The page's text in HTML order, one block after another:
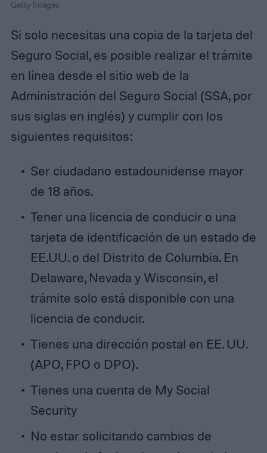
Getty Images
Si solo necesitas una copia de la tarjeta del
Seguro Social, es posible realizar el trámite
en línea desde el sitio web de la
Administración del Seguro Social (SSA, por
sus siglas en inglés) y cumplir con los
siguientes requisitos:
Ser ciudadano estadounidense mayor
de 18 años.
Tener una licencia de conducir o una
tarjeta de identificación de un estado de
EE.UU. o del Distrito de Columbia. En
Delaware, Nevada y Wisconsin, el
trámite solo está disponible con una
licencia de conducir.
Tienes una dirección postal en EE. UU.
(APO, FPO o DPO).
Tienes una cuenta de My Social
Security
No estar solicitando cambios de